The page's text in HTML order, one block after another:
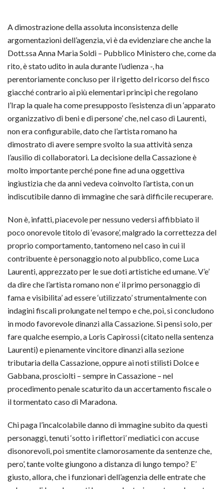
A dimostrazione della assoluta inconsistenza delle
argomentazioni dell’agenzia, vi è da evidenziare che anche la
Dott.ssa Anna Maria Soldi – Pubblico Ministero che, come da
rito, è stato udito in aula durante l’udienza -, ha
perentoriamente concluso per il rigetto del ricorso del fisco
giacché contrario ai più elementari principi che regolano
l’Irap la quale ha come presupposto l’esistenza di un ‘apparato
organizzativo di beni e di persone’ che, nel caso di Laurenti,
non era configurabile, dato che l’artista romano ha
dimostrato di avere sempre svolto la sua attività senza
l’ausilio di collaboratori. La decisione della Cassazione è
molto importante perché pone fine ad una oggettiva
ingiustizia che da anni vedeva coinvolto l’artista, con un
indiscutibile danno di immagine che sarà difficile recuperare.
Non è, infatti, piacevole per nessuno vedersi affibbiato il
poco onorevole titolo di ‘evasore’, malgrado la correttezza del
proprio comportamento, tantomeno nel caso in cui il
contribuente è personaggio noto al pubblico, come Luca
Laurenti, apprezzato per le sue doti artistiche ed umane. V’e’
da dire che l’artista romano non e’ il primo personaggio di
fama e visibilita’ ad essere ‘utilizzato’ strumentalmente con
indagini fiscali prolungate nel tempo e che, poi, si concludono
in modo favorevole dinanzi alla Cassazione. Si pensi solo, per
fare qualche esempio, a Loris Capirossi (citato nella sentenza
Laurenti) e pienamente vincitore dinanzi alla sezione
tributaria della Cassazione, oppure ai noti stilisti Dolce e
Gabbana, prosciolti – sempre in Cassazione – nel
procedimento penale scaturito da un accertamento fiscale o
il tormentato caso di Maradona.
Chi paga l’incalcolabile danno di immagine subito da questi
personaggi, tenuti ‘sotto i riflettori’ mediatici con accuse
disonorevoli, poi smentite clamorosamente da sentenze che,
pero’, tante volte giungono a distanza di lungo tempo? E’
giusto, allora, che i funzionari dell’agenzia delle entrate che